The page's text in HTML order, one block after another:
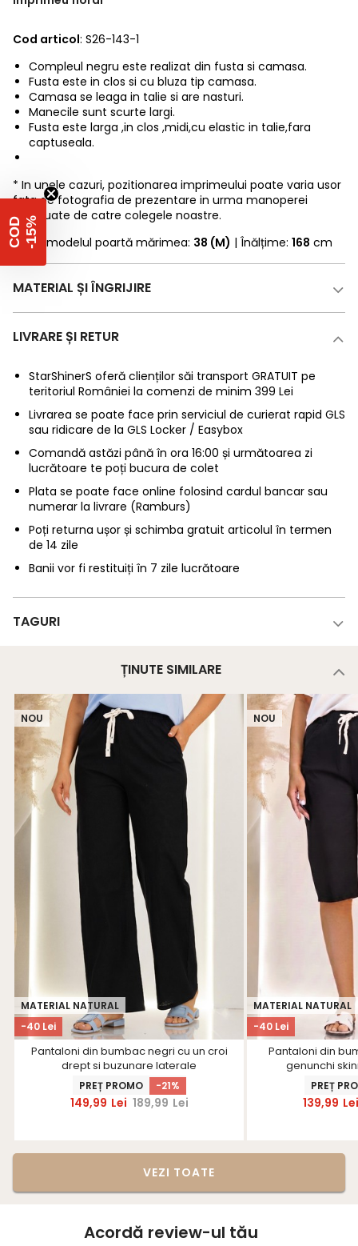
Cod articol: S26-143-1
Compleul negru este realizat din fusta si camasa.
Fusta este in clos si cu bluza tip camasa.
Camasa se leaga in talie si are nasturi.
Manecile sunt scurte largi.
Fusta este larga ,in clos ,midi,cu elastic in talie,fara
captuseala.
* In unele cazuri, pozitionarea imprimeului poate varia usor
fata de fotografia de prezentare in urma manoperei
efectuate de catre colegele noastre.
* Fotomodelul poartă mărimea: 38 (M) | Înălțime: 168 cm
MATERIAL ȘI ÎNGRIJIRE
LIVRARE ȘI RETUR
StarShinerS oferă clienților săi transport GRATUIT pe
teritoriul României la comenzi de minim 399 Lei
Livrarea se poate face prin serviciul de curierat rapid GLS
sau ridicare de la GLS Locker / Easybox
Comandă astăzi până în ora 16:00 și următoarea zi
lucrătoare te poți bucura de colet
Plata se poate face online folosind cardul bancar sau
numerar la livrare (Ramburs)
Poți returna ușor și schimba gratuit articolul în termen
de 14 zile
Banii vor fi restituiți în 7 zile lucrătoare
TAGURI
ȚINUTE SIMILARE
-40 Lei
MATERIAL NATURAL
NOU
Pantaloni din bumbac negri cu un croi
drept si buzunare laterale
PREȚ PROMO -21%
149,99 Lei 189,99 Lei
-40 Lei
MATERIAL NATURAL
NOU
Pantaloni din
genunchi
PREȚ
139,99
VEZI TOATE
Acordă review-ul tău
C
O
D
-
1
5 %